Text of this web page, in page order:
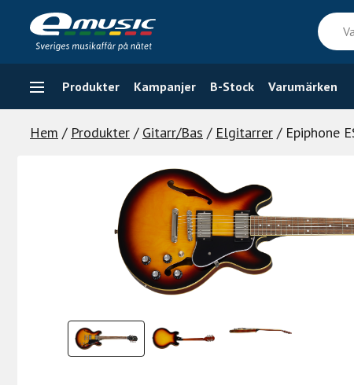
content
Vad
söker
du
efter?
Produkter Kampanjer B-Stock Varumärken
Hem / Produkter / Gitarr/Bas / Elgitarrer / Epiphone